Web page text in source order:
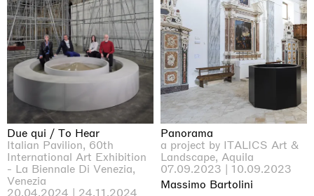
Due qui / To Hear
Italian Pavilion, 60th
International Art Exhibition
- La Biennale Di Venezia,
Venezia
20.04.2024 | 24.11.2024
Panorama
a project by ITALICS Art &
Landscape, Aquila
07.09.2023 | 10.09.2023
Massimo Bartolini